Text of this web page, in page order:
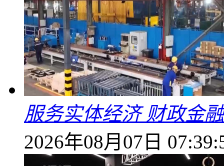
服务实体经济 财政金
2026年08月07日